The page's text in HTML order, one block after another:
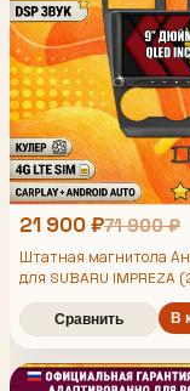
21 900 ₽71 900 ₽
Штатная магнитола
для SUBARU IMPREZA
XV, рамка черная
4/64гб, DSP, Topway
беспроводной CarPlay
Auto, GPS и ГЛОНАСС
Сравнить В